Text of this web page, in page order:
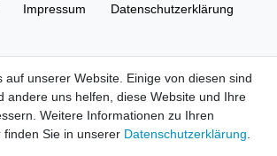
Impressum Daten­schutz­erklärung
Rechte vorbehalten. HL-
mbH.
auf unserer Website. Einige von diesen sind
andere uns helfen, diese Website und Ihre
Weitere Informationen zu Ihren
finden Sie in unserer Daten­schutz­erklärung